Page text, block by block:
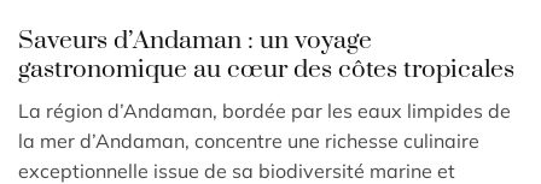
Saveurs d’Andaman : un voyage
gastronomique au cœur des côtes tropicales
La région d’Andaman, bordée par les eaux limpides de
la mer d’Andaman, concentre une richesse culinaire
exceptionnelle issue de sa biodiversité marine et